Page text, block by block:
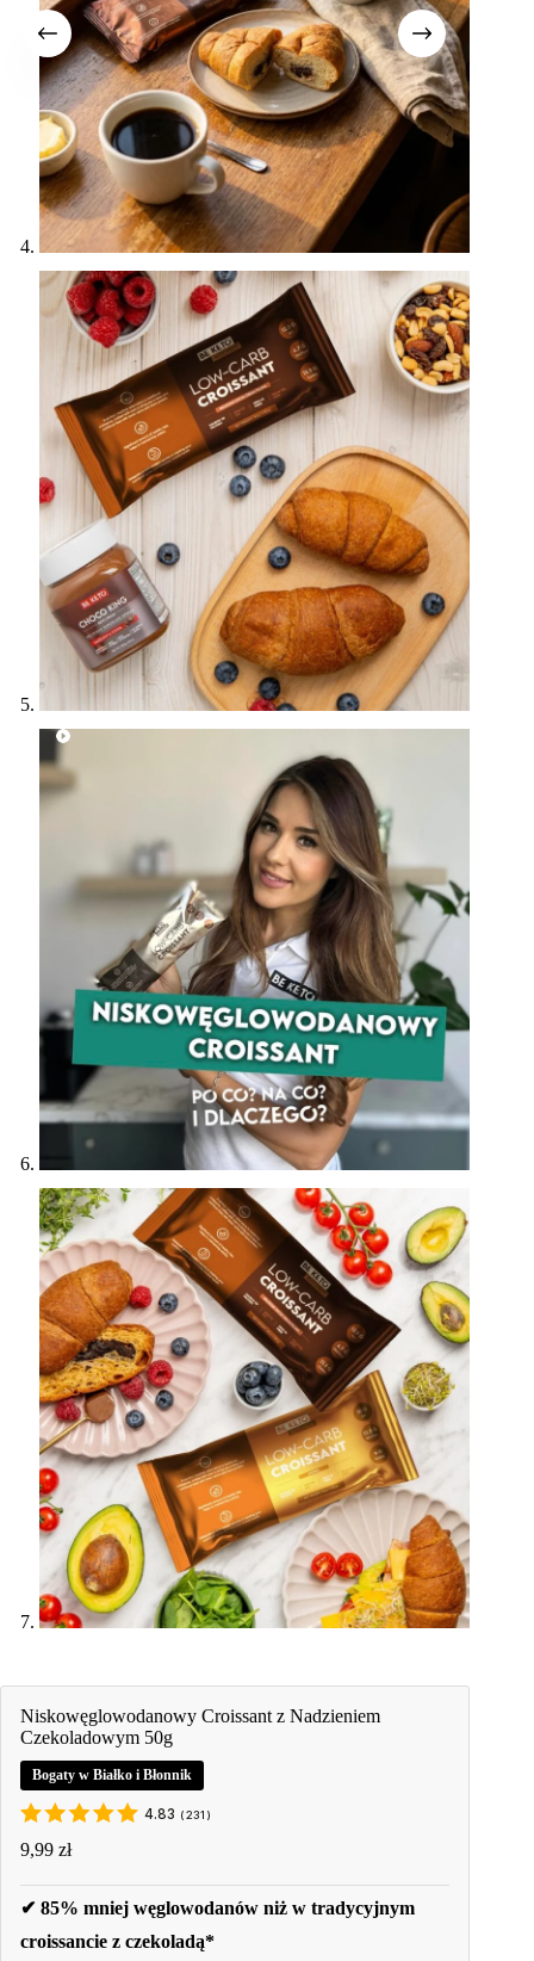
Niskowęglowodanowy Croissant z Nadzieniem
Czekoladowym 50g
Bogaty w Białko i Błonnik
4.83 ( 231 )
9,99 zł
✔ 85% mniej węglowodanów niż w tradycyjnym
croissancie z czekoladą*